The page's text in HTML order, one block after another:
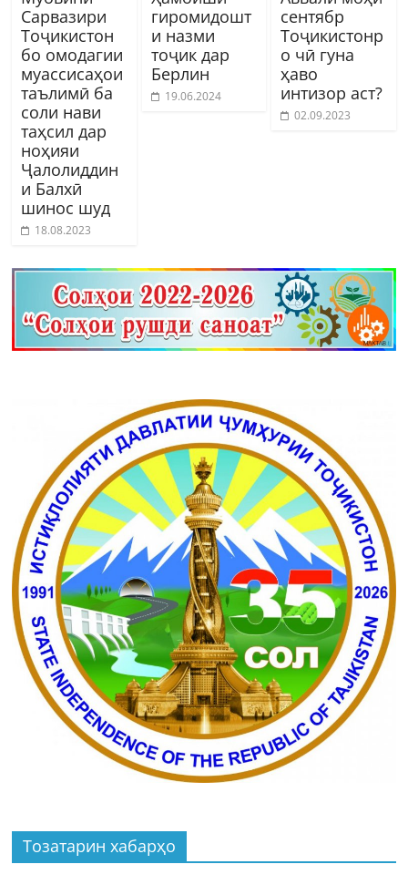
Сарвазири
Тоҷикистон
бо омодагии
муассисаҳои
таълимӣ ба
соли нави
таҳсил дар
ноҳияи
Ҷалолиддин
и Балхӣ
шинос шуд
18.08.2023
гиромидошт
и назми
тоҷик дар
Берлин
19.06.2024
сентябр
Тоҷикистонр
о чӣ гуна
ҳаво
интизор аст?
02.09.2023
Тозатарин хабарҳо